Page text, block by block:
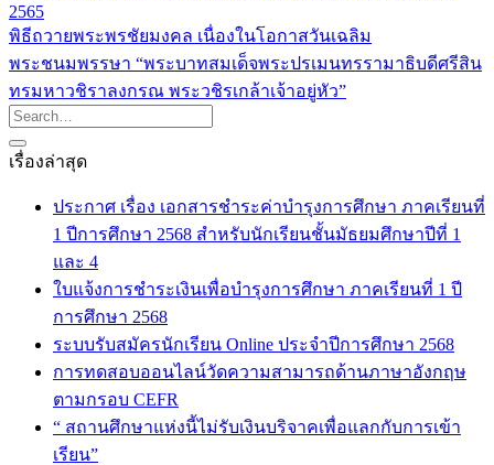
2565
พิธีถวายพระพรชัยมงคล เนื่องในโอกาสวันเฉลิม
พระชนมพรรษา “พระบาทสมเด็จพระปรเมนทรรามาธิบดีศรีสิน
ทรมหาวชิราลงกรณ พระวชิรเกล้าเจ้าอยู่หัว”
เรื่องล่าสุด
ประกาศ เรื่อง เอกสารชำระค่าบำรุงการศึกษา ภาคเรียนที่
1 ปีการศึกษา 2568 สำหรับนักเรียนชั้นมัธยมศึกษาปีที่ 1
และ 4
ใบแจ้งการชำระเงินเพื่อบำรุงการศึกษา ภาคเรียนที่ 1 ปี
การศึกษา 2568
ระบบรับสมัครนักเรียน Online ประจำปีการศึกษา 2568
การทดสอบออนไลน์วัดความสามารถด้านภาษาอังกฤษ
ตามกรอบ CEFR
“ สถานศึกษาแห่งนี้ไม่รับเงินบริจาคเพื่อแลกกับการเข้า
เรียน”